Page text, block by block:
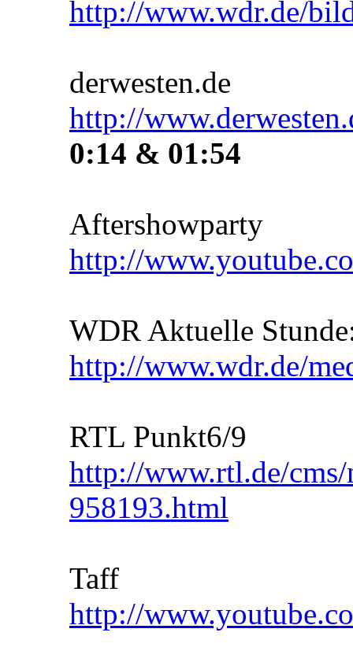
http://www.wdr.de/
derwesten.de
http://
0:14 & 01:54
Aftershowparty
http://
WDR Aktuelle
http://www.wdr.de/
RTL Punkt6/9
http://www.rtl.de/
958193.html
Taff
http://